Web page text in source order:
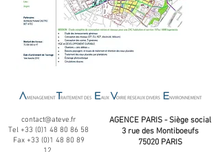
contact@ateve.fr
Tel +33 (0)1 48 80 86 58
Fax +33 (0)1 48 80 89
AGENCE PARIS - Siège social
3 rue des Montiboeufs
75020 PARIS